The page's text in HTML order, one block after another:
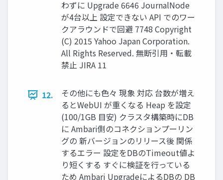
わずに Upgrade 6646 JournalNode
が4台以上 設定できない API でのワー
クアラウンドで回避 7748 Copyright
(C) 2015 Yahoo Japan Corporation.
All Rights Reserved. 無断引用・転載
禁止 JIRA 11
12.
その他にも色々 現象 対応 台数が増え
るとWebUI が重くなる Heap を設定
(100/1GB 目安) クラスタ構築時にDB
に Ambari側のコネクションプーリン
グの 新バージョンのリリース後 関係
するエラー 設定をDBのTimeout値よ
り短くする すぐに検証を行っている
ため Ambari UpgradeによるDBの DB